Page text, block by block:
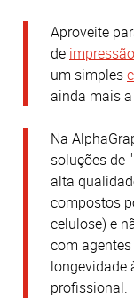
Aproveite
de impressão
um simples
ainda mais
Na
soluções de "
alta
compostos
celulose) e
com
longevidade
profissional.